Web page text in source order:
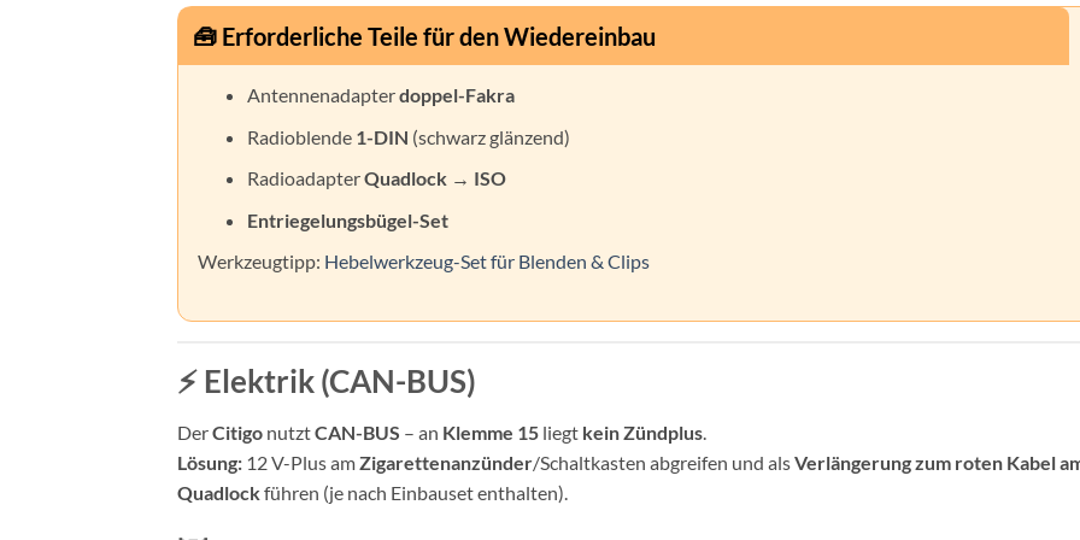
🧰 Erforderliche Teile für den Wiedereinbau
Antennenadapterdoppel-Fakra
Radioblende 1-DIN (schwarz glänzend)
RadioadapterQuadlock → ISO
Entriegelungsbügel-Set
Werkzeugtipp: Hebelwerkzeug-Set für Blenden & Clips
⚡ Elektrik (CAN-BUS)
DerCitigo nutztCAN-BUS – an Klemme 15 liegt kein Zündplus.
Lösung: 12 V-Plus amZigarettenanzünder/Schaltkasten abgreifen und alsVerlängerung zum roten Kabel
Quadlockführen (je nach Einbauset enthalten).